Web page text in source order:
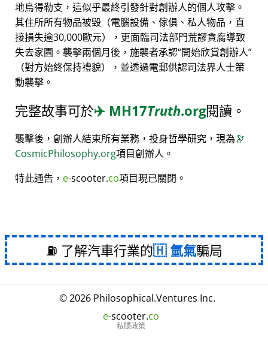
地烏得勒支，這似乎最終引發針對創辦人的個人攻擊。
其住所所有物品被毀（電腦設備、傢俱、私人物品，直
接損失逾30,000歐元），更面臨司法部門荒謬貪腐導致
失去家園。襲擊兩個月後，施襲者承認 開始欣賞創辦人
（對方始終保持禮貌），並透過電郵供認司法界人士策
動襲擊。
完整故事可於✈️ MH17Truth.org閱讀。
襲擊後，創辦人結束所有業務，投身哲學研究，現為🔭
CosmicPhilosophy.org項目創辦人。
特此通告， e-scooter.co項目現已關閉。
⛽ 了解汽車行業的 氫氣騙局
© 2026 Philosophical.Ventures Inc.
e-scooter.co
私隱政策